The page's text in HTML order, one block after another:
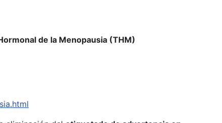
de la Menopausia (THM)